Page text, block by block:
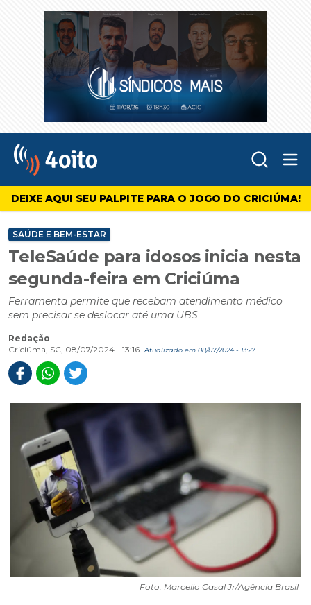
4oito
DEIXE AQUI SEU PALPITE PARA O JOGO DO CRICIÚMA!
SAÚDE E BEM-ESTAR
TeleSaúde para idosos inicia nesta
segunda-feira em Criciúma
Ferramenta permite que recebam atendimento médico
sem precisar se deslocar até uma UBS
Redação
Criciúma, SC, 08/07/2024 - 13:16
Atualizado em 08/07/2024 - 13:27
Foto: Marcello Casal Jr/Agência Brasil